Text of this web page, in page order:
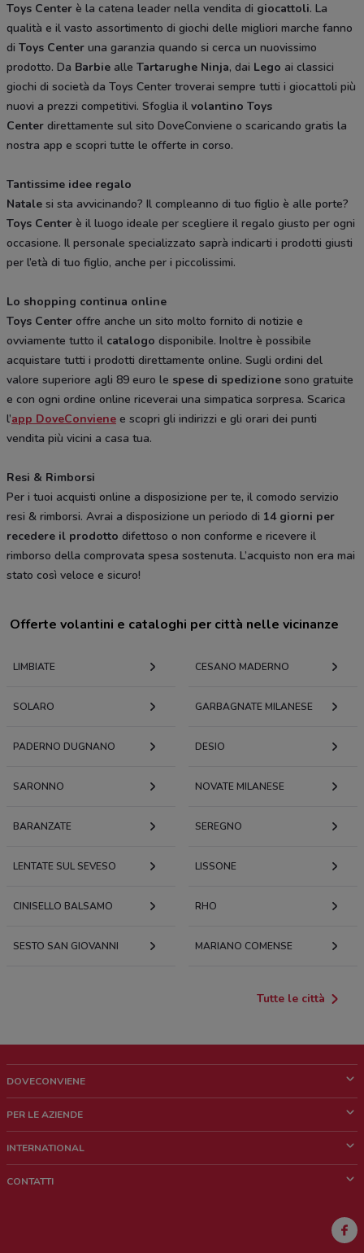
Toys Center è la catena leader nella vendita di giocattoli. La
qualità e il vasto assortimento di giochi delle migliori marche fanno
di Toys Center una garanzia quando si cerca un nuovissimo
prodotto. Da Barbie alle Tartarughe Ninja, dai Lego ai classici
giochi di società da Toys Center troverai sempre tutti i giocattoli più
nuovi a prezzi competitivi. Sfoglia il volantino Toys
Center direttamente sul sito DoveConviene o scaricando gratis la
nostra app e scopri tutte le offerte in corso.
Tantissime idee regalo
Natale si sta avvicinando? Il compleanno di tuo figlio è alle porte?
Toys Center è il luogo ideale per scegliere il regalo giusto per ogni
occasione. Il personale specializzato saprà indicarti i prodotti giusti
per l’età di tuo figlio, anche per i piccolissimi.
Lo shopping continua online
Toys Center offre anche un sito molto fornito di notizie e
ovviamente tutto il catalogo disponibile. Inoltre è possibile
acquistare tutti i prodotti direttamente online. Sugli ordini del
valore superiore agli 89 euro le spese di spedizione sono gratuite
e con ogni ordine online riceverai una simpatica sorpresa. Scarica
l’app DoveConviene e scopri gli indirizzi e gli orari dei punti
vendita più vicini a casa tua.
Resi & Rimborsi
Per i tuoi acquisti online a disposizione per te, il comodo servizio
resi & rimborsi. Avrai a disposizione un periodo di 14 giorni per
recedere il prodotto difettoso o non conforme e ricevere il
rimborso della comprovata spesa sostenuta. L’acquisto non era mai
stato così veloce e sicuro!
Offerte volantini e cataloghi per città nelle vicinanze
LIMBIATE CESANO MADERNO
SOLARO GARBAGNATE MILANESE
PADERNO DUGNANO DESIO
SARONNO NOVATE MILANESE
BARANZATE SEREGNO
LENTATE SUL SEVESO LISSONE
CINISELLO BALSAMO RHO
SESTO SAN GIOVANNI MARIANO COMENSE
Tutte le città
DOVECONVIENE
Chi siamo
Lavora con noi
PER LE AZIENDE
Richieste commerciali e marketing
INTERNATIONAL
CONTATTI